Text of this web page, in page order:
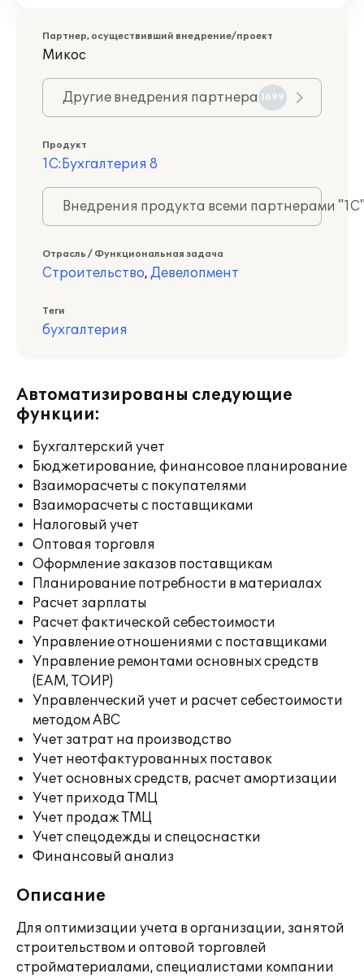
Партнер, осуществивший внедрение/проект
Микос
Другие внедрения партнера 1699
Продукт
1С:Бухгалтерия 8
Внедрения продукта всеми партнерами
Отрасль / Функциональная задача
Строительство, Девелопмент
Теги
бухгалтерия
Автоматизированы следующие
функции:
Бухгалтерский учет
Бюджетирование, финансовое планирование
Взаиморасчеты с покупателями
Взаиморасчеты с поставщиками
Налоговый учет
Оптовая торговля
Оформление заказов поставщикам
Планирование потребности в материалах
Расчет зарплаты
Расчет фактической себестоимости
Управление отношениями с поставщиками
Управление ремонтами основных средств
(EAM, ТОИР)
Управленческий учет и расчет себестоимости
методом ABC
Учет затрат на производство
Учет неотфактурованных поставок
Учет основных средств, расчет амортизации
Учет прихода ТМЦ
Учет продаж ТМЦ
Учет спецодежды и спецоснастки
Финансовый анализ
Описание
Для оптимизации учета в организации, занятой
строительством и оптовой торговлей
стройматериалами, специалистами компании